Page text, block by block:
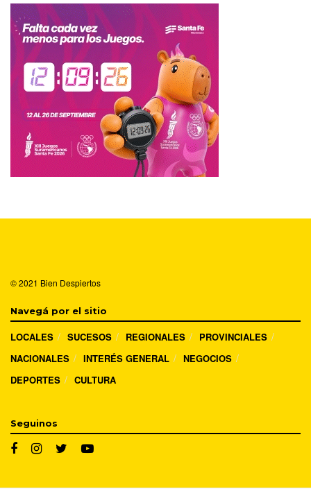
© 2021 Bien Despiertos
Navegá por el sitio
LOCALES SUCESOS REGIONALES
PROVINCIALES
NACIONALES
INTERÉS GENERAL
NEGOCIOS
DEPORTES
CULTURA
Seguinos